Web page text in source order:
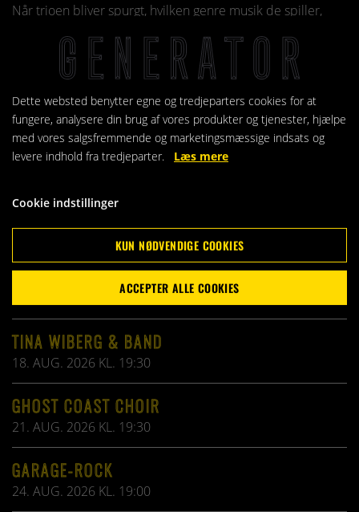
Når trioen bliver spurgt, hvilken genre musik de spiller,
svarer de enkelt:?“Det er bare musik, men der er
elementer at rock, blues, soul, pop og jazz”?For
AEGTESKAB er det nemlig meget mere end en koncert.
Det er nærværet med publikum, spilleglæde og kærlighed
– til musikken, til øjeblikket og til hinanden.
En anmelder ramte måske essensen bedst med
Kom og oplev en levende, varm og intens koncert, der
bliver siddende længe efter sidste tone har klinget ud.
KOMMENDE ARRANGEMENTER
TINA WIBERG & BAND
18. AUG. 2026 KL. 19:30
GHOST COAST CHOIR
21. AUG. 2026 KL. 19:30
GARAGE-ROCK
24. AUG. 2026 KL. 19:00
Dette websted benytter egne og tredjeparters cookies for at
fungere, analysere din brug af vores produkter og tjenester, hjælpe
med vores salgsfremmende og marketingsmæssige indsats og
levere indhold fra tredjeparter. Læs mere
Cookie indstillinger
KUN NØDVENDIGE COOKIES
ACCEPTER ALLE COOKIES